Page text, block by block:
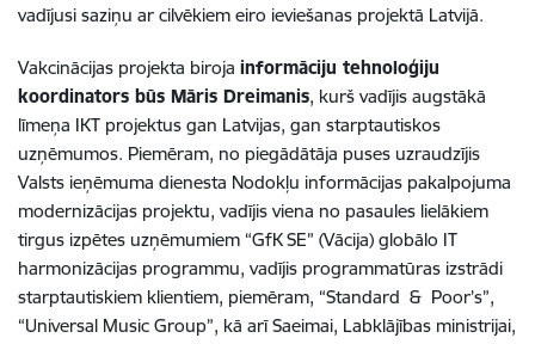
vadījusi saziņu ar cilvēkiem eiro ieviešanas projektā Latvijā.
Vakcinācijas projekta biroja informāciju tehnoloģiju
koordinators būs Māris Dreimanis, kurš vadījis augstākā
līmeņa IKT projektus gan Latvijas, gan starptautiskos
uzņēmumos. Piemēram, no piegādātāja puses uzraudzījis
Valsts ieņēmuma dienesta Nodokļu informācijas pakalpojuma
modernizācijas projektu, vadījis viena no pasaules lielākiem
tirgus izpētes uzņēmumiem “GfK SE” (Vācija) globālo IT
harmonizācijas programmu, vadījis programmatūras izstrādi
starptautiskiem klientiem, piemēram, “Standard & Poor’s”,
“Universal Music Group”, kā arī Saeimai, Labklājības ministrijai,